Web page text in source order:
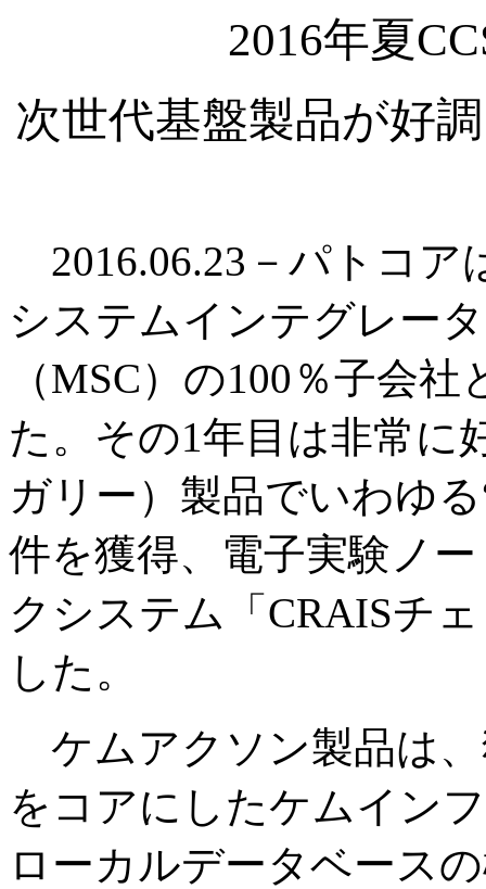
2016年夏
次世代基盤製品が好
2016.06.23－パトコア
システムインテグレー
（MSC）の100％子会
た。その1年目は非常に
ガリー）製品でいわゆ
件を獲得、電子実験ノ
クシステム「CRAISチ
した。
ケムアクソン製品は
をコアにしたケムイン
ローカルデータベース